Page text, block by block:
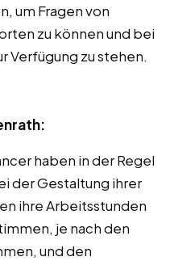
um Fragen von
zu können und bei
Verfügung zu stehen.
haben in der Regel
der Gestaltung ihrer
ihre Arbeitsstunden
je nach den
und den